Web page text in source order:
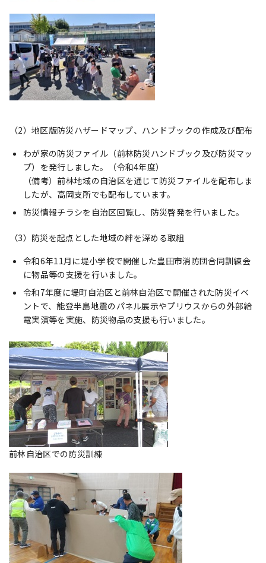
（2）地区版防災ハザードマップ、ハンドブックの作成及び配布
わが家の防災ファイル（前林防災ハンドブック及び防災マッ
プ）を発行しました。（令和4年度）
（備考）前林地域の自治区を通じて防災ファイルを配布しま
したが、高岡支所でも配布しています。
防災情報チラシを自治区回覧し、防災啓発を行いました。
（3）防災を起点とした地域の絆を深める取組
令和6年11月に堤小学校で開催した豊田市消防団合同訓練会
に物品等の支援を行いました。
令和7年度に堤町自治区と前林自治区で開催された防災イベ
ントで、能登半島地震のパネル展示やプリウスからの外部給
電実演等を実施、防災物品の支援も行いました。
前林自治区での防災訓練